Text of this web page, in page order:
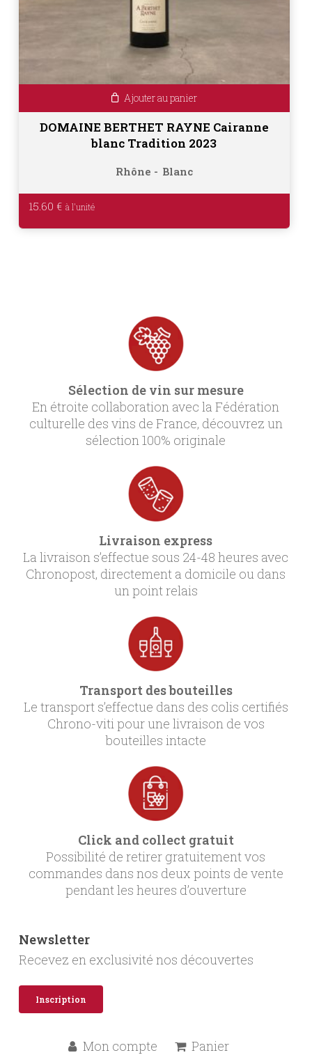
Ajouter au panier
DOMAINE BERTHET RAYNE Cairanne
blanc Tradition 2023
Rhône Blanc
15.60 €
Sélection de vin sur mesure
En étroite collaboration avec la Fédération
culturelle des vins de France, découvrez un
sélection 100% originale
Livraison express
La livraison s’effectue sous 24-48 heures avec
Chronopost, directement a domicile ou dans
un point relais
Transport des bouteilles
Le transport s’effectue dans des colis certifiés
Chrono-viti pour une livraison de vos
bouteilles intacte
Click and collect gratuit
Possibilité de retirer gratuitement vos
commandes dans nos deux points de vente
pendant les heures d’ouverture
Newsletter
Recevez en exclusivité nos découvertes
Inscription
Mon compte Panier